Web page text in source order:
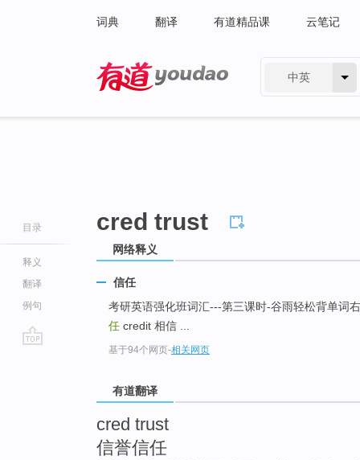
词典 翻译 有道精品课 云笔记
中英
目录
释义
翻译
例句
cred trust
网络释义
信任
考研英语强化班词汇---第三课时-谷雨轻松背单词
任 credit 相信 ...
基于94个网页-相关网页
有道翻译
cred trust
信誉信任